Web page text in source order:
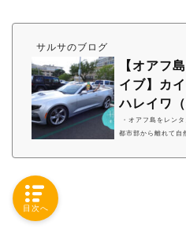
サルサのブログ
【オアフ
イブ】カ
ハレイワ（
・オアフ島をレン
都市部から離れて自
てみたい ０９：０
イルアのBoots＆
ルアビーチパーク
便
目次へ